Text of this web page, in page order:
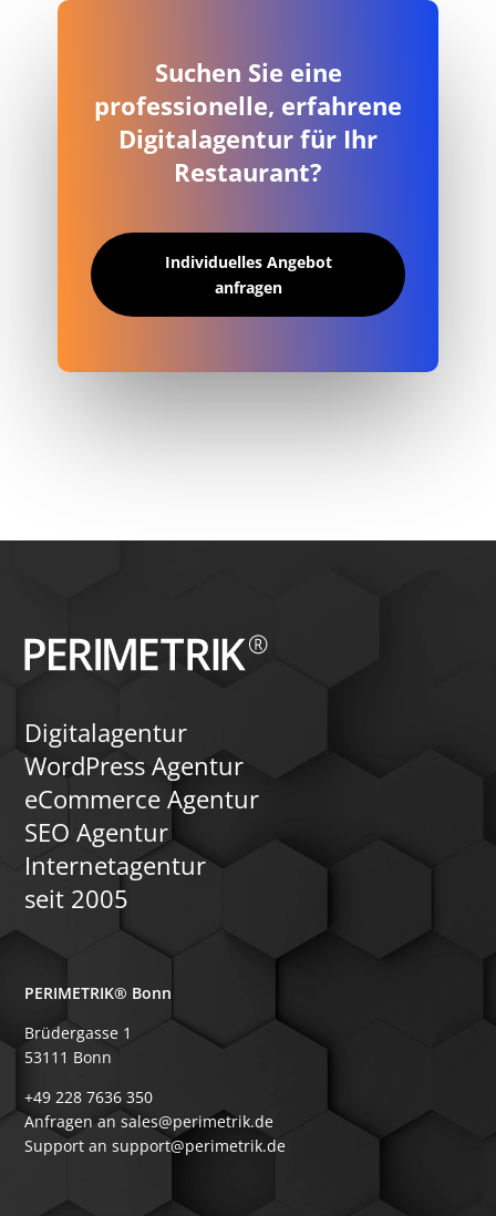
Suchen Sie eine
professionelle, erfahrene
Digitalagentur für Ihr
Restaurant?
Individuelles Angebot
anfragen
Digitalagentur
WordPress Agentur
eCommerce Agentur
SEO Agentur
Internetagentur
seit 2005
PERIMETRIK® Bonn
Brüdergasse 1
53111 Bonn
+49 228 7636 350
Anfragen an sales@perimetrik.de
Support an support@perimetrik.de